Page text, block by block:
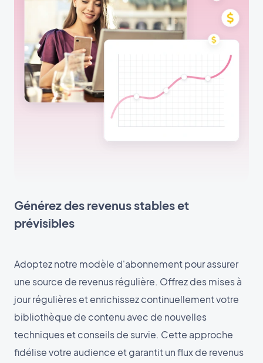
Générez des revenus stables et
prévisibles
Adoptez notre modèle d'abonnement pour assurer
une source de revenus régulière. Offrez des mises à
jour régulières et enrichissez continuellement votre
bibliothèque de contenu avec de nouvelles
techniques et conseils de survie. Cette approche
fidélise votre audience et garantit un flux de revenus